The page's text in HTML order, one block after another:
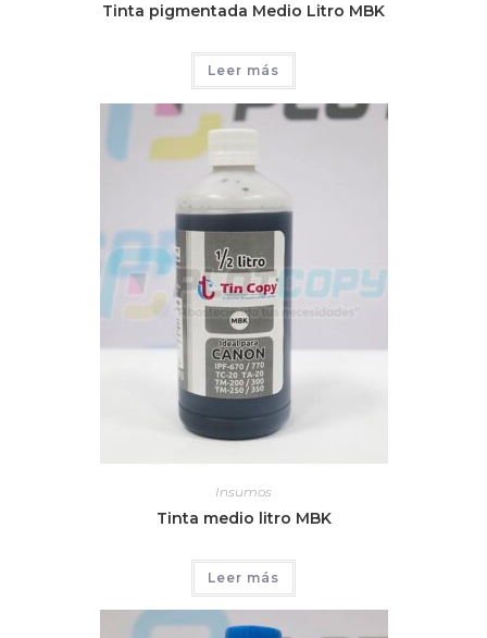
Tinta pigmentada Medio Litro MBK
Leer más
Insumos
Tinta medio litro MBK
Leer más